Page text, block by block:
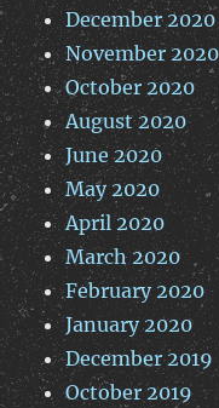
December 2020
November 2020
October 2020
August 2020
June 2020
May 2020
April 2020
March 2020
February 2020
January 2020
December 2019
October 2019